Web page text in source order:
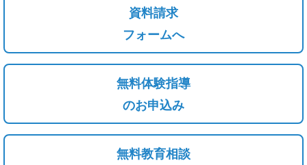
資料請求
フォームへ
無料体験指導
のお申込み
無料教育相談